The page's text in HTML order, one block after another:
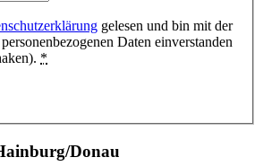
gelesen und bin mit der
Daten einverstanden
*
Donau